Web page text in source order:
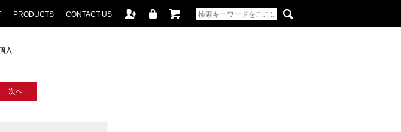
PRODUCTS CONTACT US
入
次へ